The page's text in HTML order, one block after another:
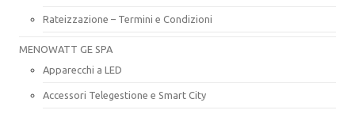
Rateizzazione – Termini e Condizioni
MENOWATT GE SPA
Apparecchi a LED
Accessori Telegestione e Smart City